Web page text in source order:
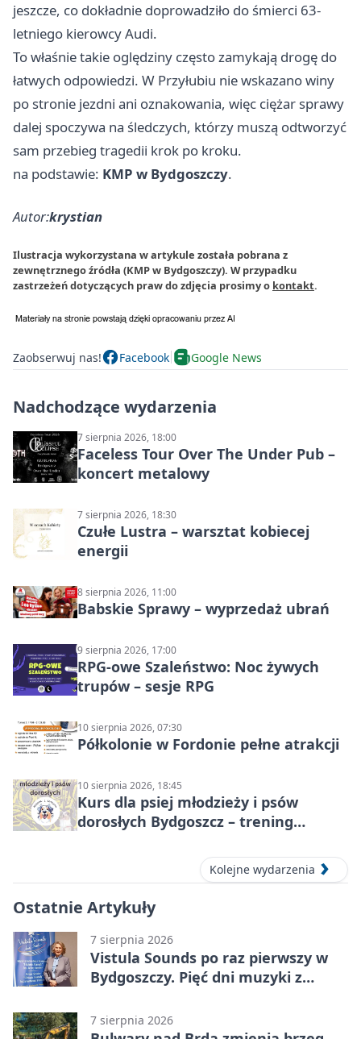
jeszcze, co dokładnie doprowadziło do śmierci 63-
letniego kierowcy Audi.
To właśnie takie oględziny często zamykają drogę do
łatwych odpowiedzi. W Przyłubiu nie wskazano winy
po stronie jezdni ani oznakowania, więc ciężar sprawy
dalej spoczywa na śledczych, którzy muszą odtworzyć
sam przebieg tragedii krok po kroku.
na podstawie: KMP w Bydgoszczy.
Autor:krystian
Ilustracja wykorzystana w artykule została pobrana z
zewnętrznego źródła (KMP w Bydgoszczy). W przypadku
zastrzeżeń dotyczących praw do zdjęcia prosimy o kontakt.
Zaobserwuj nas! Facebook Google News
Nadchodzące wydarzenia
7 sierpnia 2026, 18:00
Faceless Tour Over The Under Pub –
koncert metalowy
7 sierpnia 2026, 18:30
Czułe Lustra – warsztat kobiecej
energii
8 sierpnia 2026, 11:00
Babskie Sprawy – wyprzedaż ubrań
9 sierpnia 2026, 17:00
RPG-owe Szaleństwo: Noc żywych
trupów – sesje RPG
10 sierpnia 2026, 07:30
Półkolonie w Fordonie pełne atrakcji
10 sierpnia 2026, 18:45
Kurs dla psiej młodzieży i psów
dorosłych Bydgoszcz – trening
Kolejne wydarzenia
Ostatnie Artykuły
7 sierpnia 2026
Vistula Sounds po raz pierwszy w
Bydgoszczy. Pięć dni muzyki z
7 sierpnia 2026